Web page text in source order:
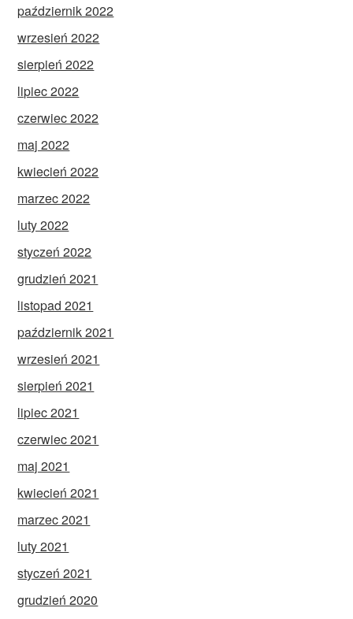
październik 2022
wrzesień 2022
sierpień 2022
lipiec 2022
czerwiec 2022
maj 2022
kwiecień 2022
marzec 2022
luty 2022
styczeń 2022
grudzień 2021
listopad 2021
październik 2021
wrzesień 2021
sierpień 2021
lipiec 2021
czerwiec 2021
maj 2021
kwiecień 2021
marzec 2021
luty 2021
styczeń 2021
grudzień 2020